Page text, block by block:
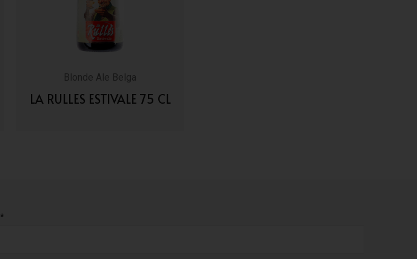
Blonde Ale Belga
LA RULLES ESTIVALE 75 CL